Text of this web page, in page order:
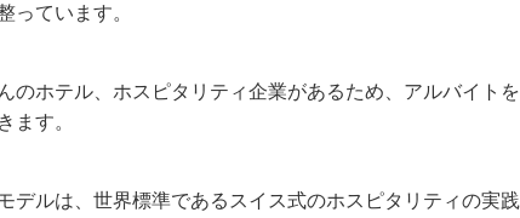
っています。
のホテル、ホスピタリティ企業があるため、アルバイトを
ます。
デルは、世界標準であるスイス式のホスピタリティの実践